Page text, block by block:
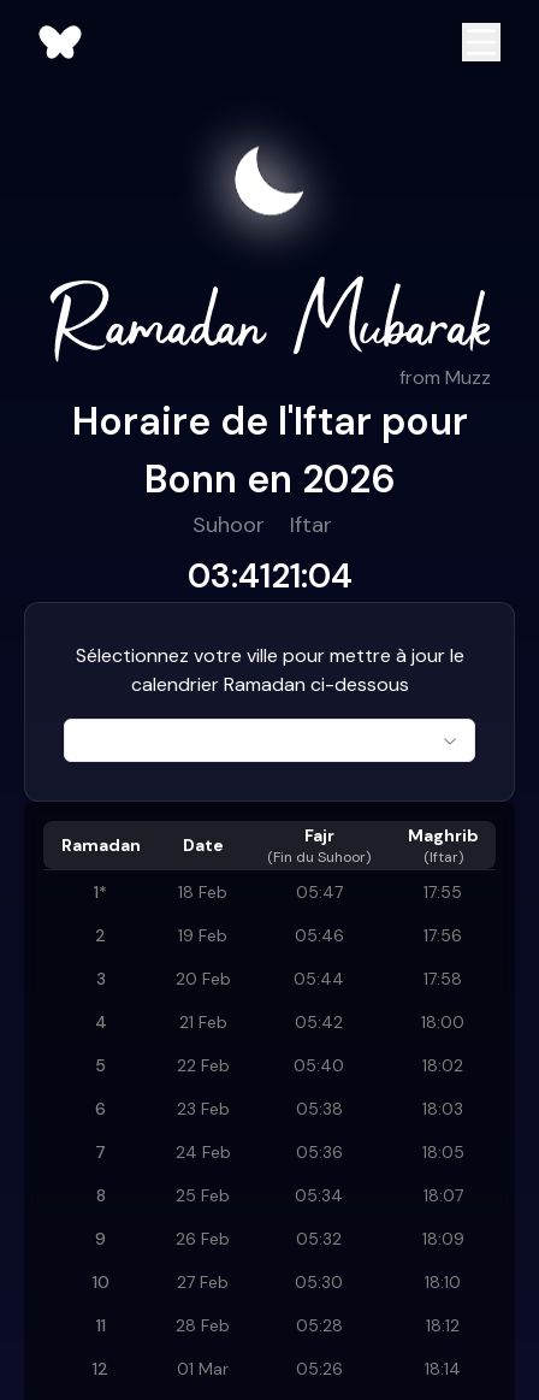
from Muzz
Horaire de l'Iftar pour
Bonn en 2026
Suhoor
03:41
Iftar
21:04
Sélectionnez votre ville pour mettre à jour le
calendrier Ramadan ci-dessous
Ramadan Date Fajr
(Fin du Suhoor)
Maghrib
(Iftar)
1* 18 Feb 05:47
17:55
2
19 Feb 05:46
17:56
3
20 Feb 05:44
17:58
4
21 Feb 05:42
18:00
5
22 Feb 05:40
18:02
6
23 Feb 05:38
18:03
7
24 Feb 05:36
18:05
8
25 Feb 05:34
18:07
9
26 Feb 05:32
18:09
10
27 Feb 05:30
18:10
11
28 Feb 05:28
18:12
12
01 Mar 05:26
18:14